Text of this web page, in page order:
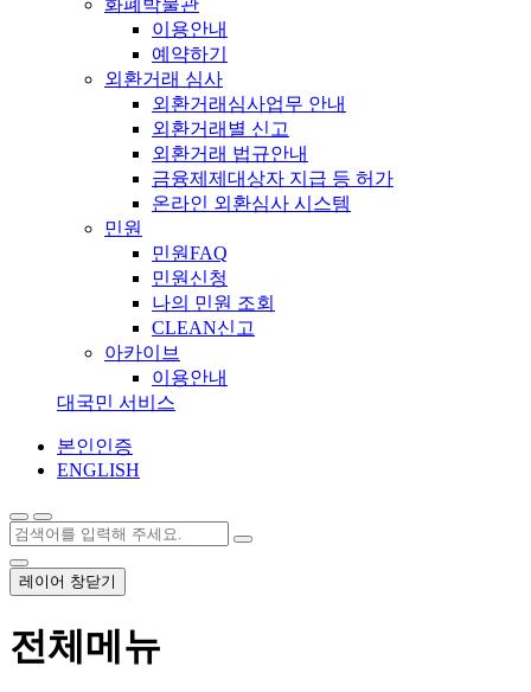
이용안내
예약하기
외환거래 심사
외환거래심사업무 안내
외환거래별 신고
외환거래 법규안내
금융제제대상자 지급 등 허가
온라인 외환심사 시스템
민원
민원FAQ
민원신청
나의 민원 조회
CLEAN신고
아카이브
이용안내
대국민 서비스
본인인증
ENGLISH
레이어 창닫기
전체메뉴